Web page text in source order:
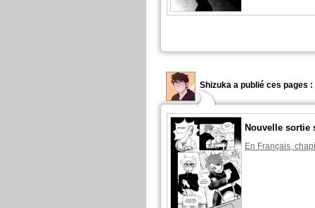
Shizuka a publié ces pages :
Nouvelle sortie
En Français,